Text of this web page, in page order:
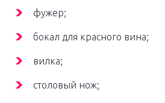
фужер;
бокал для красного вина;
вилка;
столовый нож;